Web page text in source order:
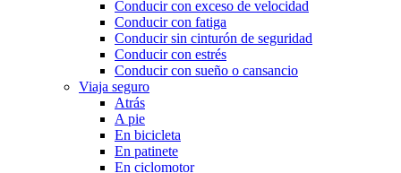
Conducir con exceso de velocidad
Conducir con fatiga
Conducir sin cinturón de seguridad
Conducir con estrés
Conducir con sueño o cansancio
Viaja seguro
Atrás
A pie
En bicicleta
En patinete
En ciclomotor